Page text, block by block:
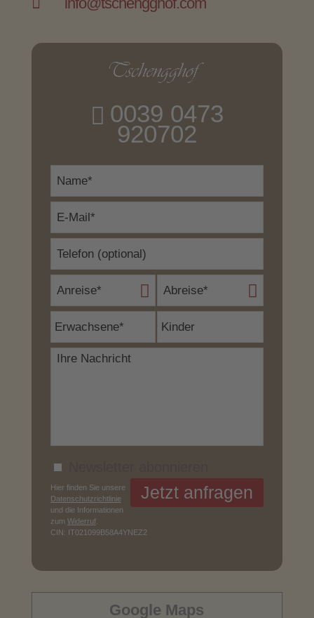
0039 0473
920702
Hier finden Sie unsere
Datenschutzrichtlinie
und die Informationen
zum Widerruf.
CIN: IT021099B58A4YNEZ2
Google Maps